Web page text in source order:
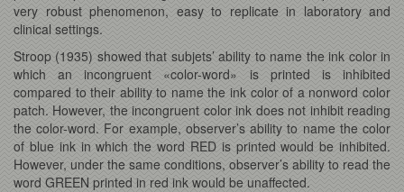
very robust phenomenon, easy to replicate in laboratory and
clinical settings.
Stroop (1935) showed that subjets’ ability to name the ink color in
which an incongruent «color-word» is printed is inhibited
compared to their ability to name the ink color of a nonword color
patch. However, the incongruent color ink does not inhibit reading
the color-word. For example, observer’s ability to name the color
of blue ink in which the word RED is printed would be inhibited.
However, under the same conditions, observer’s ability to read the
word GREEN printed in red ink would be unaffected.